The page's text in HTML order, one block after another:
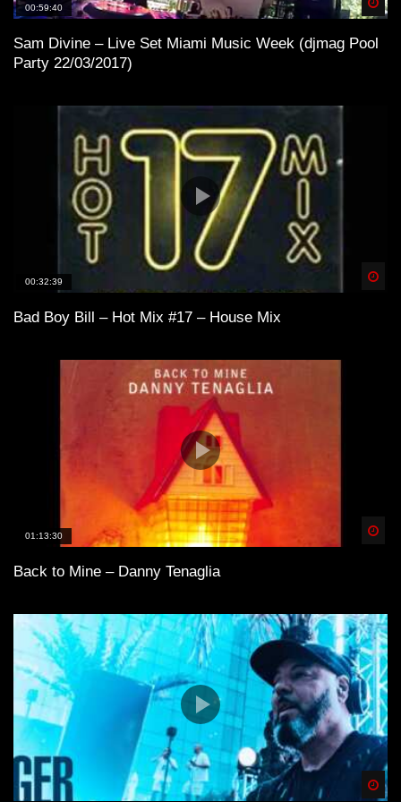
00:59:40
Sam Divine – Live Set Miami Music Week (djmag Pool
Party 22/03/2017)
00:32:39
Bad Boy Bill – Hot Mix #17 – House Mix
01:13:30
Back to Mine – Danny Tenaglia